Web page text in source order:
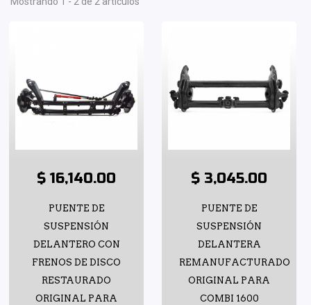
$ 16,140.00
PUENTE DE
SUSPENSIÓN
DELANTERO CON
FRENOS DE DISCO
RESTAURADO
ORIGINAL PARA
$ 3,045.00
PUENTE DE
SUSPENSIÓN
DELANTERA
REMANUFACTURADO
ORIGINAL PARA
COMBI 1600